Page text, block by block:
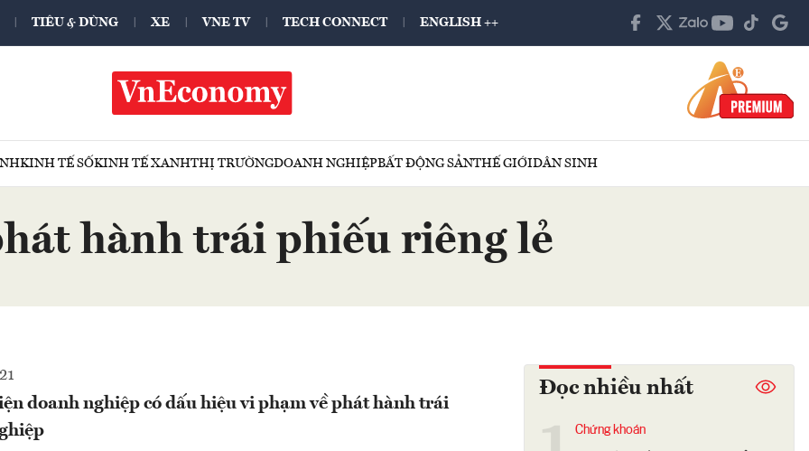
TIÊU & DÙNG XE VNE TV TECH CONNECT ENGLISH ++
KINH TẾ SỐKINH TẾ XANHTHỊ TRƯỜNGDOANH NGHIỆPBẤT ĐỘNG SẢNTHẾ GIỚIDÂN SINH
hành trái phiếu riêng lẻ
doanh nghiệp có dấu hiệu vi phạm về phát hành trái
Đọc nhiều nhất
Chứng khoán